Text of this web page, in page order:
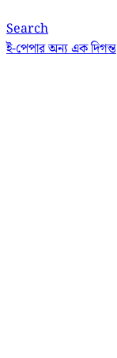
Search
ই-পেপারঅন্য এক দিগন্ত